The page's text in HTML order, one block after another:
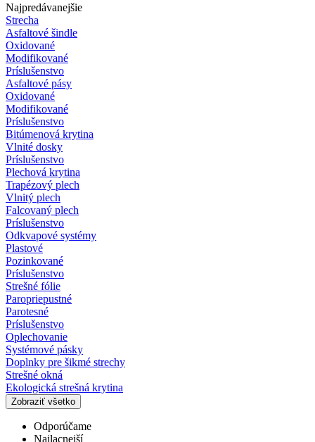
Najpredávanejšie
Strecha
Asfaltové šindle
Oxidované
Modifikované
Príslušenstvo
Asfaltové pásy
Oxidované
Modifikované
Príslušenstvo
Bitúmenová krytina
Vlnité dosky
Príslušenstvo
Plechová krytina
Trapézový plech
Vlnitý plech
Falcovaný plech
Príslušenstvo
Odkvapové systémy
Plastové
Pozinkované
Príslušenstvo
Strešné fólie
Paropriepustné
Parotesné
Príslušenstvo
Oplechovanie
Systémové pásky
Doplnky pre šikmé strechy
Strešné okná
Ekologická strešná krytina
Zobraziť všetko
Odporúčame
Najlacnejší